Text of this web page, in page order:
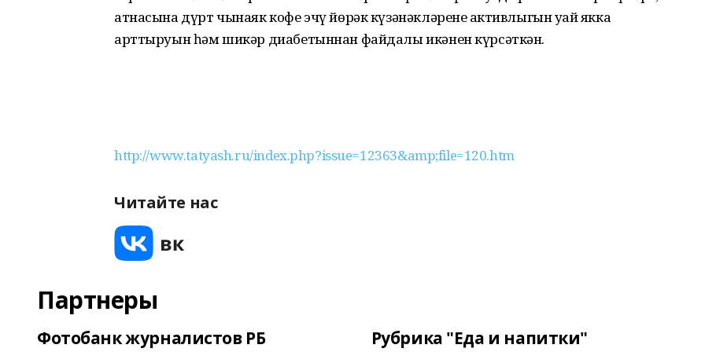
атнасына дүрт чынаяк кофе эчү йөрәк күзәнәкләренең активлыгын уңай якка
арттыруын һәм шикәр диабетыннан файдалы икәнен күрсәткән.
http://www.tatyash.ru/index.php?issue=12363&amp;file=120.htm
Читайте нас
Партнеры
Фотобанк журналистов РБ Рубрика "Еда и напитки"